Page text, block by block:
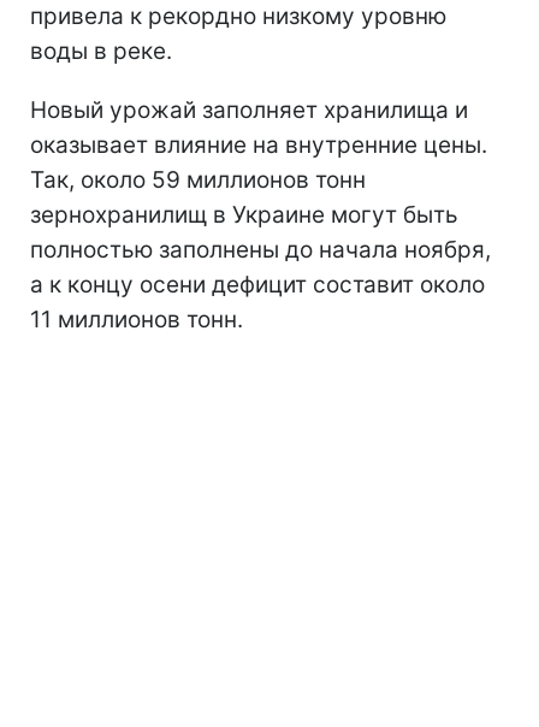
привела к рекордно низкому уровню
воды в реке.
Новый урожай заполняет хранилища и
оказывает влияние на внутренние цены.
Так, около 59 миллионов тонн
зернохранилищ в Украине могут быть
полностью заполнены до начала ноября,
а к концу осени дефицит составит около
11 миллионов тонн.